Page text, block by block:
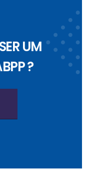
UM
?